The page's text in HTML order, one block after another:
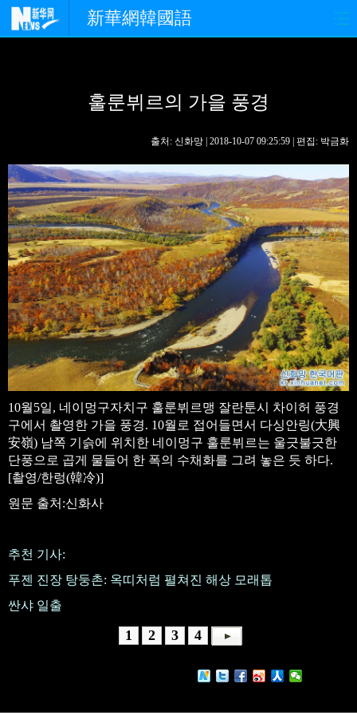
新華網韓國語
사회
핫 TV 문화
연예 관광 오피니언
생생 중국어
훌룬뷔르의 가을 풍경
출처: 신화망 | 2018-10-07 09:25:59 | 편집: 박금화
10월5일, 네이멍구자치구 훌룬뷔르맹 잘란툰시 차이허 풍경
구에서 촬영한 가을 풍경. 10월로 접어들면서 다싱안링(大興
安嶺) 남쪽 기슭에 위치한 네이멍구 훌룬뷔르는 울긋불긋한
단풍으로 곱게 물들어 한 폭의 수채화를 그려 놓은 듯 하다.
[촬영/한렁(韓冷)]
원문 출처:신화사
추천 기사:
푸젠 진장 탕둥촌: 옥띠처럼 펼쳐진 해상 모래톱
싼샤 일출
1 2 3 4